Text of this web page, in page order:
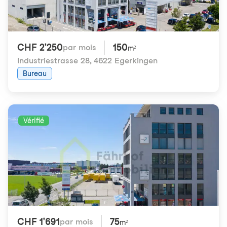
CHF 2'250par mois 150m²
Industriestrasse 28, 4622 Egerkingen
Bureau
Vérifié
CHF 1'691 par mois 75m²